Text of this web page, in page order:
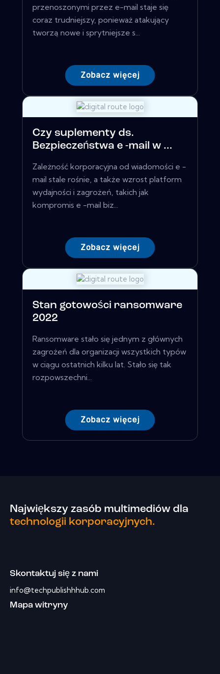
przenoszonymi przez e-mail staje się
coraz trudniejszy, ponieważ atakujący
tworzą nowe i sprytniejsze s...
Zobacz więcej
Czy suplementy ds.
Bezpieczeństwa e -mail w ...
Zależność korporacyjna od wiadomości e -
mail stale rośnie, a także wzrost platform
wydajności i zagrożeń, takich jak
kompromis e -mail biz...
Zobacz więcej
Stan gotowości ransomware
2022
Ransomware stało się jednym z głównych
zagrożeń dla organizacji wszystkich typów
w ciągu ostatnich kilku lat. Stało się tak
rozpowszechni...
Zobacz więcej
Największy zasób multimediów dla
technologii korporacyjnych.
Skontaktuj się z nami
info@techpublishhhub.com
Mapa witryny